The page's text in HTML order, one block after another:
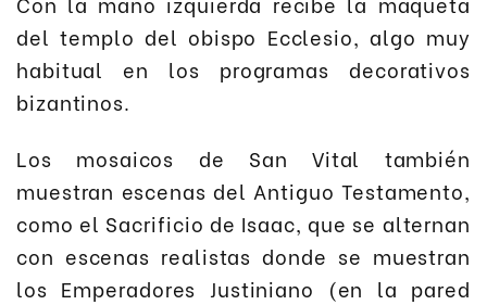
del templo del obispo Ecclesio, algo muy
habitual en los programas decorativos
bizantinos.
Los mosaicos de San Vital también
muestran escenas del Antiguo Testamento,
como el Sacrificio de Isaac, que se alternan
con escenas realistas donde se muestran
los Emperadores Justiniano (en la pared